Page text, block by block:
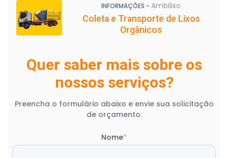
INFORMAÇÕES - Ambilixo
Coleta e Transporte de Lixos
Orgânicos
Quer saber mais sobre os
nossos serviços?
Preencha o formulário abaixo e envie sua solicitação
de orçamento.
Nome*